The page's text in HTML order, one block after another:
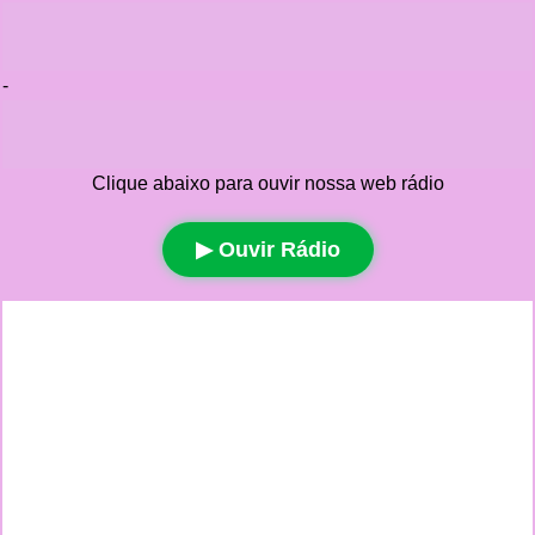
-
Clique abaixo para ouvir nossa web rádio
▶ Ouvir Rádio